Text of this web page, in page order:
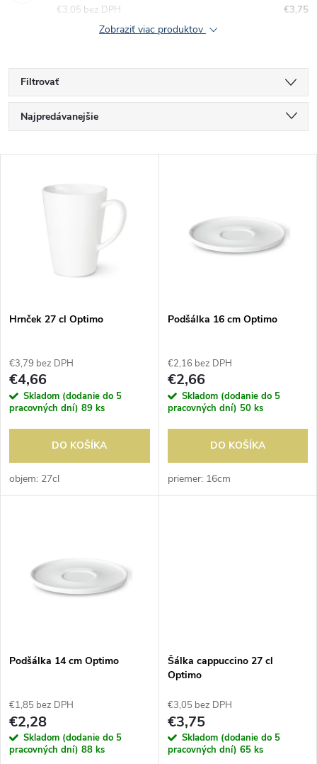
€3,75
€3,05 bez DPH
Zobraziť viac produktov
Filtrovať
R
a
e
p
r
o
d
u
v
Najpredávanejšie
s
r
o
d
u
Hrnček 27 cl Optimo
€3,79 bez DPH
€4,66
Skladom (dodanie do 5
pracovných dní) 89 ks
DO KOŠÍKA
objem: 27cl
Podšálka 16 cm Optimo
€2,16 bez DPH
€2,66
Skladom (dodanie do 5
pracovných dní) 50 ks
DO KOŠÍKA
priemer: 16cm
Podšálka 14 cm Optimo
€1,85 bez DPH
€2,28
Skladom (dodanie do 5
pracovných dní) 88 ks
Šálka cappuccino 27 cl
Optimo
€3,05 bez DPH
€3,75
Skladom (dodanie do 5
pracovných dní) 65 ks